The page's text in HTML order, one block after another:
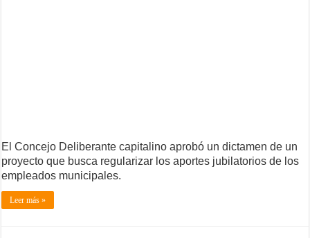
El Concejo Deliberante capitalino aprobó un dictamen de un
proyecto que busca regularizar los aportes jubilatorios de los
empleados municipales.
Leer más »